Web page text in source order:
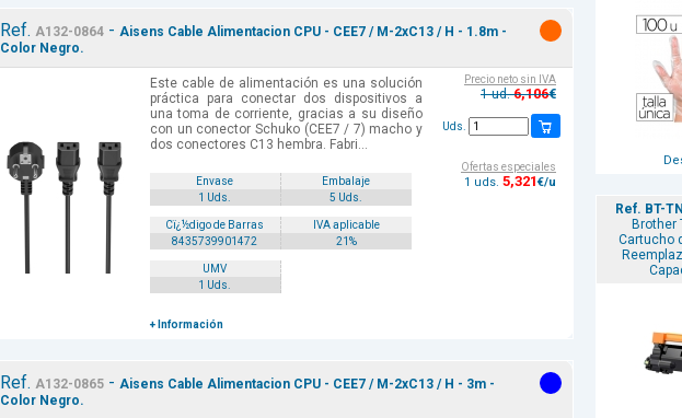
Ref. A132-0864 - Aisens Cable Alimentacion CPU - CEE7 / M-2xC13 / H - 1.8m -
Color Negro.
Este cable de alimentación es una solución
práctica para conectar dos dispositivos a
una toma de corriente, gracias a su diseño
con un conector Schuko (CEE7 / 7) macho y
dos conectores C13 hembra. Fabri...
Envase
Embalaje
1 Uds.
5 Uds.
Cï¿½digo de Barras
IVA aplicable
8435739901472
21%
UMV
1 Uds.
+ Información
Precio neto sin IVA
1 ud.6,106€
Uds.
Ofertas especiales
1 uds. 5,321€/u
Ref. A132-0865 - Aisens Cable Alimentacion CPU - CEE7 / M-2xC13 / H - 3m -
Color Negro.
Ref. BT-
Brother
Cartucho